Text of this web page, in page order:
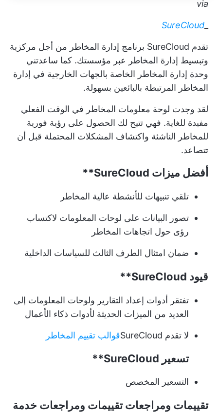
via
SureCloud
تقدم SureCloud برنامج إدارة المخاطر من أجل مركزية
وتبسيط إدارة المخاطر عبر مؤسستك. كما ساعدتني
وحدة إدارة المخاطر الخاصة بالجهات الخارجية في إدارة
المخاطر المرتبطة بالبائعين بسهولة.
لقد وجدت لوحة معلومات المخاطر في الوقت الفعلي
مفيدة للغاية. فهي تتيح لك الحصول على رؤية فورية
للمخاطر الناشئة واكتشاف المشكلات المحتملة قبل أن
تتصاعد.
أفضل ميزات SureCloud**
تلقي تنبيهات للأنشطة عالية المخاطر
تصور البيانات على لوحات المعلومات لاكتساب
رؤى حول اتجاهات المخاطر
ضمان امتثال الطرف الثالث للسياسات الداخلية
قيود SureCloud**
تفتقر أدوات إعداد التقارير ولوحات المعلومات إلى
العديد من الميزات الحديثة لأدوات ذكاء الأعمال
لا تقدم SureCloud قوالب تقييم المخاطر
تسعير SureCloud**
التسعير المخصص
تقييمات ومراجعاتتقييمات ومراجعات خدمة